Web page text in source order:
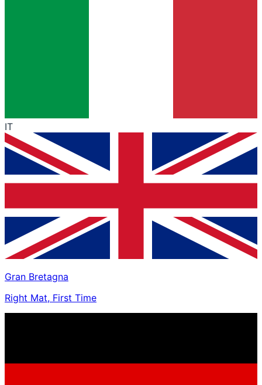
IT
Gran Bretagna
Right Mat, First Time